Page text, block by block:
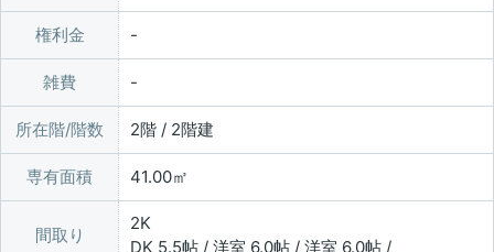
権利金
雑費
所在階/階数 2階 / 2階建
専有面積 41.00㎡
間取り
2K
DK 5.5帖 / 洋室 6.0帖 / 洋室 6.0帖 /